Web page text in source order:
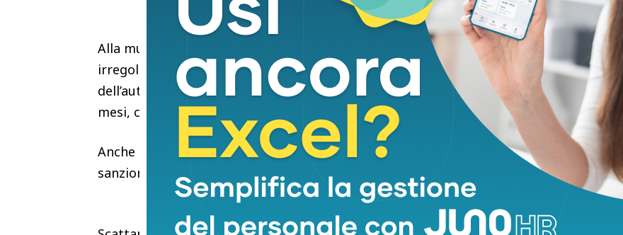
Alla multa si associa anche il rischio delle sanzioni accessorie già previste per le
irregolarità legate all’IVA: può scattare la sospensione della licenza o
dell’autorizzazione all’esercizio dell’attività per un periodo da quindici giorni a due
mesi, che per le recidive sale da due a sei mesi.
Anche chi effettua regolarmente il collegamento, però, non è totalmente esente da
sanzioni.